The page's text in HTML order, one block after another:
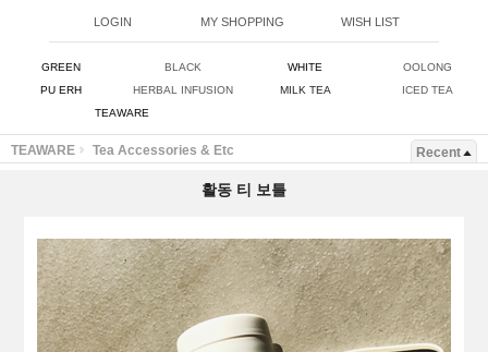
LOGIN MY SHOPPING WISH LIST
GREEN BLACK WHITE
OOLONG
PU ERH
HERBAL INFUSION MILK TEA
ICED TEA
TEAWARE
TEAWARE Tea Accessories & Etc Recent
활동 티 보틀